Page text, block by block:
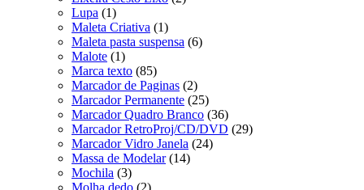
Lupa (1)
Maleta Criativa (1)
Maleta pasta suspensa (6)
Malote (1)
Marca texto (85)
Marcador de Paginas (2)
Marcador Permanente (25)
Marcador Quadro Branco (36)
Marcador RetroProj/CD/DVD (29)
Marcador Vidro Janela (24)
Massa de Modelar (14)
Mochila (3)
Molha dedo (2)